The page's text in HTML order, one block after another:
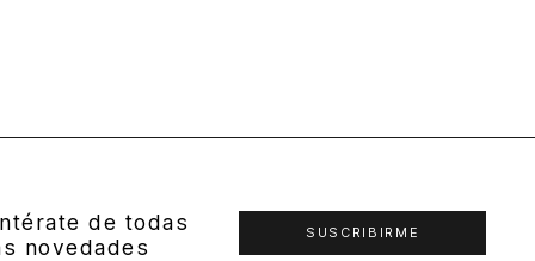
de todas
novedades
SUSCRIBIRME